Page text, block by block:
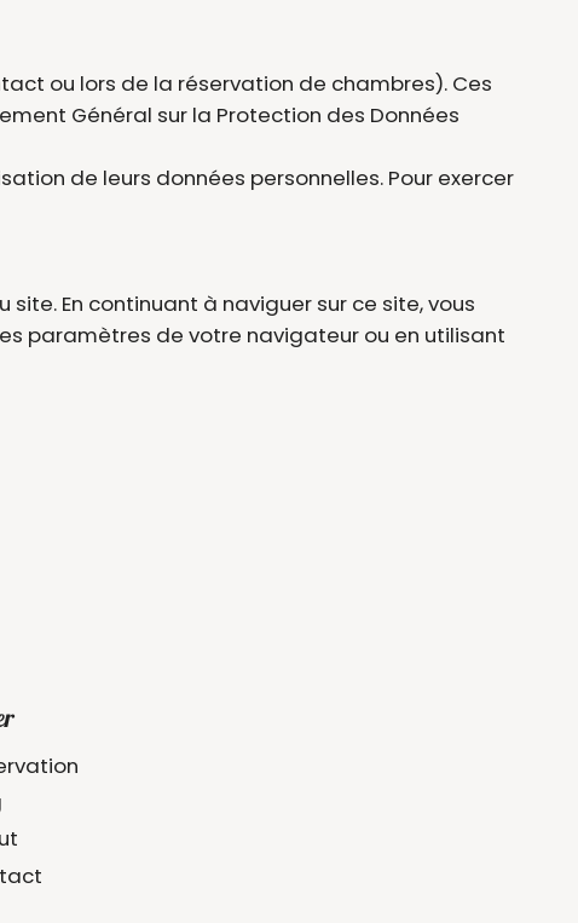
ou lors de la réservation de chambres). Ces
Général sur la Protection des Données
de leurs données personnelles. Pour exercer
En continuant à naviguer sur ce site, vous
paramètres de votre navigateur ou en utilisant